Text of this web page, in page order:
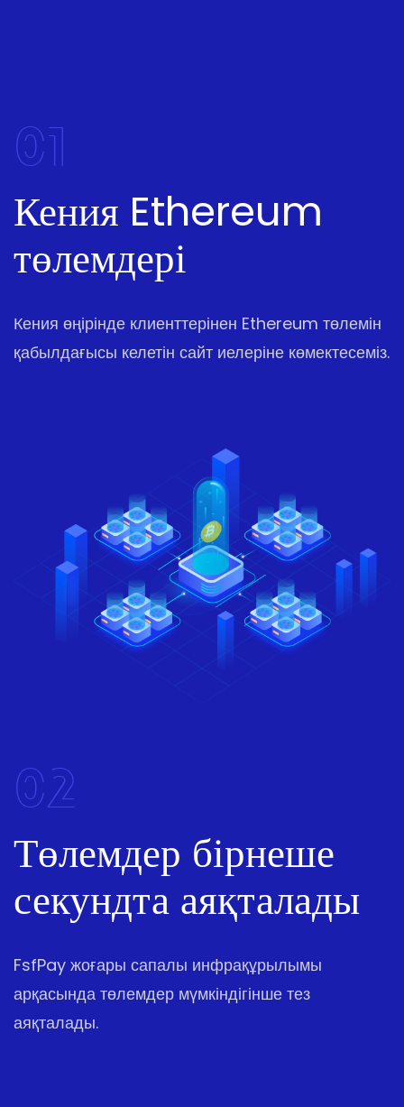
01
Кения Ethereum
төлемдері
Кения өңірінде клиенттерінен Ethereum төлемін
қабылдағысы келетін сайт иелеріне көмектесеміз.
02
Төлемдер бірнеше
секундта аяқталады
FsfPay жоғары сапалы инфрақұрылымы
арқасында төлемдер мүмкіндігінше тез
аяқталады.